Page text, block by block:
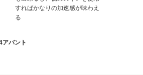
すればかなりの加速感が味わえ
る
アバント